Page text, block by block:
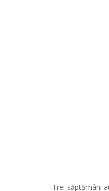
Trei săptămâni